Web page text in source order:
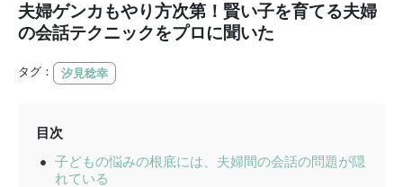
夫婦ゲンカもやり方次第！賢い子を育てる夫婦
の会話テクニックをプロに聞いた
タグ： 汐見稔幸
目次
子どもの悩みの根底には、夫婦間の会話の問題が隠
れている